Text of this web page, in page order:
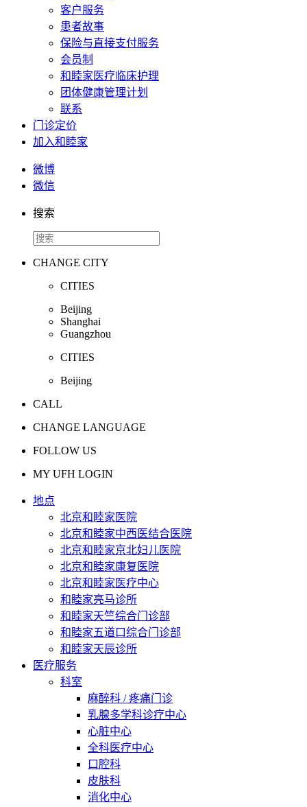
客户服务
患者故事
保险与直接支付服务
会员制
和睦家医疗临床护理
团体健康管理计划
联系
门诊定价
加入和睦家
微博
微信
搜索
CHANGE CITY
CITIES
Beijing
Shanghai
Guangzhou
CITIES
Beijing
CALL
CHANGE LANGUAGE
FOLLOW US
MY UFH LOGIN
地点
北京和睦家医院
北京和睦家中西医结合医院
北京和睦家京北妇儿医院
北京和睦家康复医院
北京和睦家医疗中心
和睦家亮马诊所
和睦家天竺综合门诊部
和睦家五道口综合门诊部
和睦家天辰诊所
医疗服务
科室
麻醉科 / 疼痛门诊
乳腺多学科诊疗中心
心脏中心
全科医疗中心
口腔科
皮肤科
消化中心